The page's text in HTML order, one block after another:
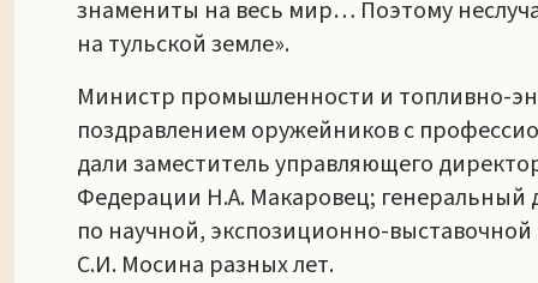
знамениты на весь мир… Поэтому
на тульской земле».
Министр промышленности и топливно-
поздравлением оружейников с
дали заместитель управляющего
Федерации Н.А. Макаровец; генеральный
по научной, экспозиционно-
С.И. Мосина разных лет.